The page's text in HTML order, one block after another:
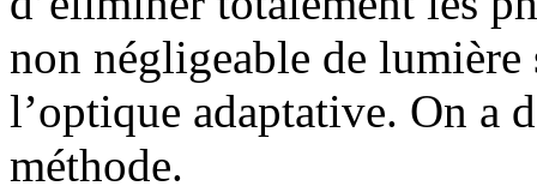
non négligeable de lumière
l’optique adaptative. On a
méthode.